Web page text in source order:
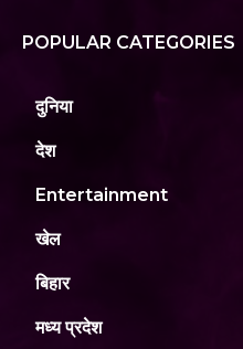
POPULAR CATEGORIES
दुनिया
देश
Entertainment
खेल
बिहार
मध्य प्रदेश